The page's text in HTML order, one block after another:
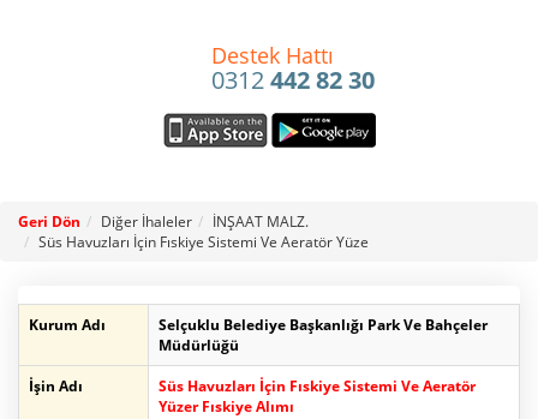
Destek Hattı
0312442 82 30
Geri Dön Diğer İhaleler
İNŞAAT MALZ.
Süs Havuzları İçin Fıskiye Sistemi Ve Aeratör Yüze
Kurum Adı
Selçuklu Belediye Başkanlığı Park Ve Bahçeler
Müdürlüğü
İşin Adı
Süs Havuzları İçin Fıskiye Sistemi Ve Aeratör
Yüzer Fıskiye Alımı